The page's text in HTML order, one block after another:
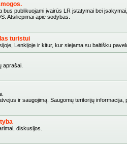
publikuojami įvairūs LR įstatymai bei
Atsiliepimai apie sodybas.
turistui
Lenkijoje ir kitur, kur siejama su baltišku
aprašai.
ir saugojimą. Saugomų teritorijų informacija,
diskusijos.